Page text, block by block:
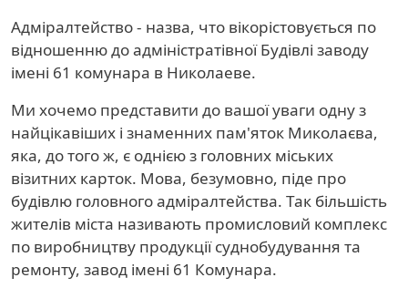
Адміралтейство - назва, что вікорістовується по
відношенню до адміністратівної Будівлі заводу
імені 61 комунара в Николаеве.
Ми хочемо представити до вашої уваги одну з
найцікавіших і знаменних пам'яток Миколаєва,
яка, до того ж, є однією з головних міських
візитних карток. Мова, безумовно, піде про
будівлю головного адміралтейства. Так більшість
жителів міста називають промисловий комплекс
по виробництву продукції суднобудування та
ремонту, завод імені 61 Комунара.